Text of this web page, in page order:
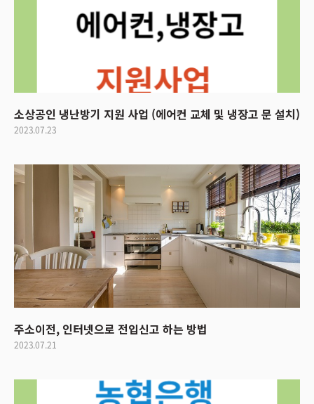
소상공인 냉난방기 지원 사업 (에어컨 교체 및 냉장고 문 설치)
2023.07.23
주소이전, 인터넷으로 전입신고 하는 방법
2023.07.21